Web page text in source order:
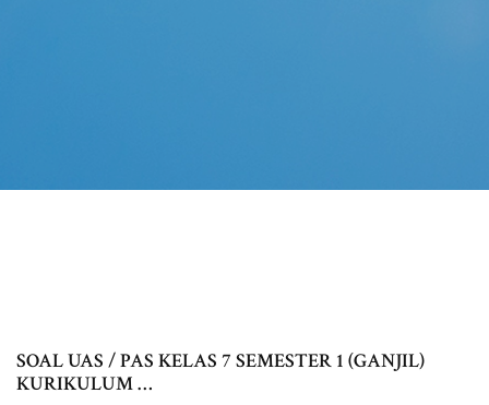
SOAL UAS / PAS KELAS 7 SEMESTER 1 (GANJIL)
KURIKULUM …